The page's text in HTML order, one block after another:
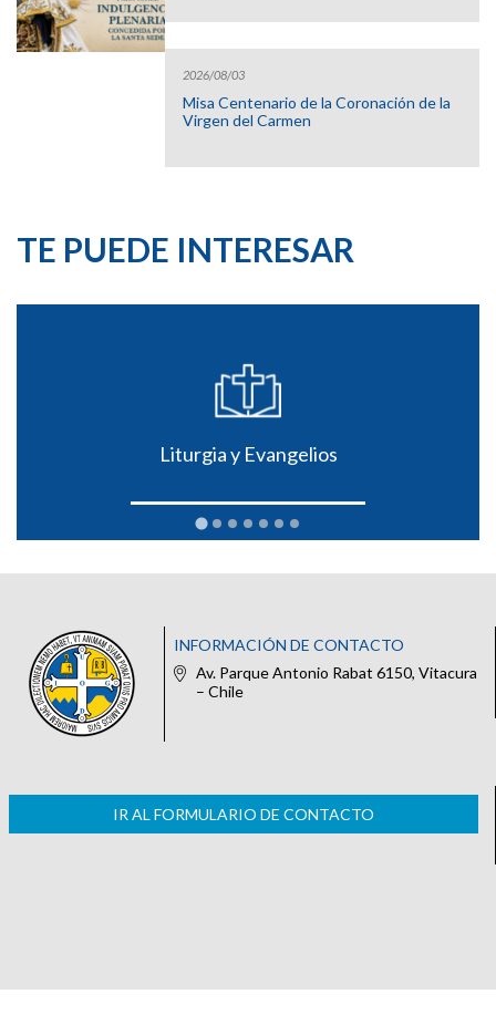
2026/08/03
Misa Centenario de la Coronación de la
Virgen del Carmen
TE PUEDE INTERESAR
Liturgia y Evangelios
INFORMACIÓN DE CONTACTO
Av. Parque Antonio Rabat 6150, Vitacura
– Chile
IR AL FORMULARIO DE CONTACTO